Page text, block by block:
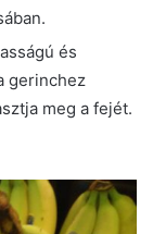
és
gerinchez
meg a fejét.